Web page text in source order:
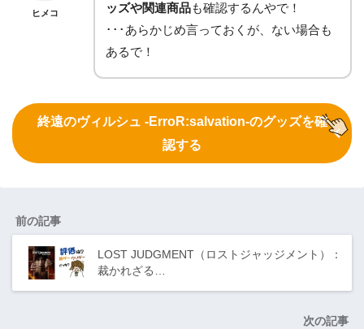
ヒメコ
ッズや関連商品も確認するんやで！
･･･あらかじめ言っておくが、ない場合も
あるで！
終遠のヴィルシュ -ErroR:salvation-のグッズを確
認する
前の記事
LOST JUDGMENT（ロストジャッジメント）：
裁かれざる…
次の記事